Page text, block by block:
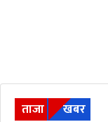
ताजा खबर